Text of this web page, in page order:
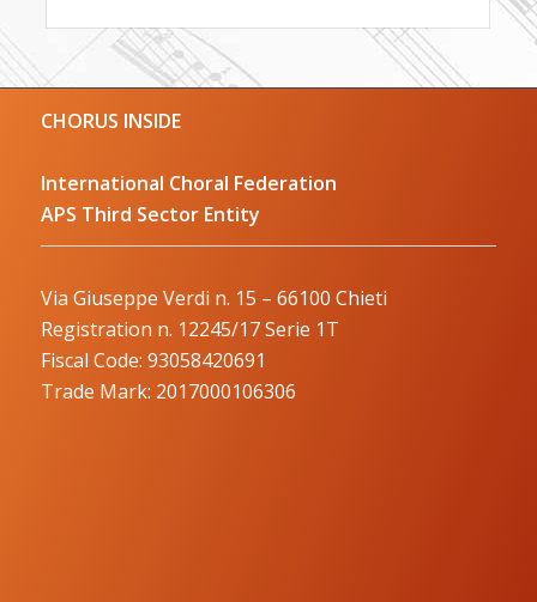
CHORUS INSIDE
International Choral Federation
APS Third Sector Entity
Via Giuseppe Verdi n. 15 – 66100 Chieti
Registration n. 12245/17 Serie 1T
Fiscal Code: 93058420691
Trade Mark: 2017000106306